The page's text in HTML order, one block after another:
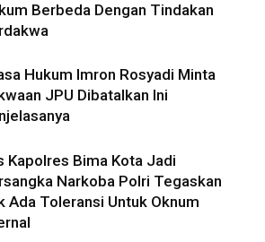
Berbeda Dengan Tindakan
Hukum Imron Rosyadi Minta
JPU Dibatalkan Ini
Kapolres Bima Kota Jadi
Narkoba Polri Tegaskan
Ada Toleransi Untuk Oknum